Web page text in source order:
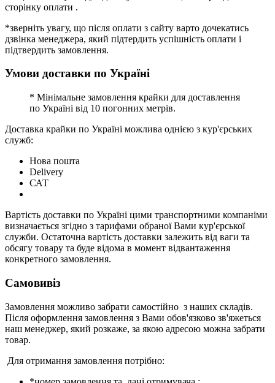
сторінку оплати .
*зверніть увагу, що після оплати з сайту варто дочекатись
дзвінка менеджера, який підтердить успішність оплати і
підтвердить замовлення.
Умови доставки по Україні
* Мінімальне замовлення крайки для доставлення
по Україні від 10 погонних метрів.
Доставка крайки по Україні можлива однією з кур'єрських
служб:
Нова пошта
Delivery
САТ
Вартість доставки по Україні цими транспортними компаніми
визначається згідно з тарифами обраної Вами кур'єрської
служби. Остаточна вартість доставки залежить від ваги та
обсягу товару та буде відома в момент відвантаження
конкретного замовлення.
Самовивіз
Замовлення можливо забрати самостійно з наших складів.
Після оформлення замовлення з Вами обов'язково зв'яжеться
наш менеджер, який розкаже, за якою адресою можна забрати
товар.
Для отримання замовлення потрібно: